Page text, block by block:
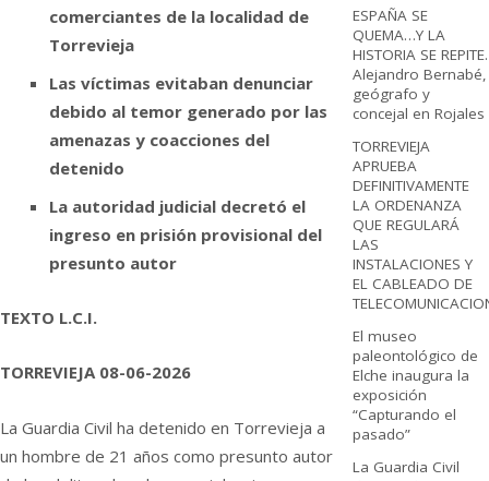
comerciantes de la localidad de
Torrevieja
Las víctimas evitaban denunciar
debido al temor generado por las
amenazas y coacciones del
detenido
La autoridad judicial decretó el
ingreso en prisión provisional del
presunto autor
TEXTO L.C.I.
TORREVIEJA 08-06-2026
La Guardia Civil ha detenido en Torrevieja a
un hombre de 21 años como presunto autor
ESPAÑA SE
QUEMA…Y LA
HISTORIA SE REPITE.
Alejandro Bernabé,
geógrafo y
concejal en Rojales
TORREVIEJA
APRUEBA
DEFINITIVAMENTE
LA ORDENANZA
QUE REGULARÁ
LAS
INSTALACIONES Y
EL CABLEADO DE
El museo
paleontológico de
Elche inaugura la
exposición
“Capturando el
pasado”
La Guardia Civil